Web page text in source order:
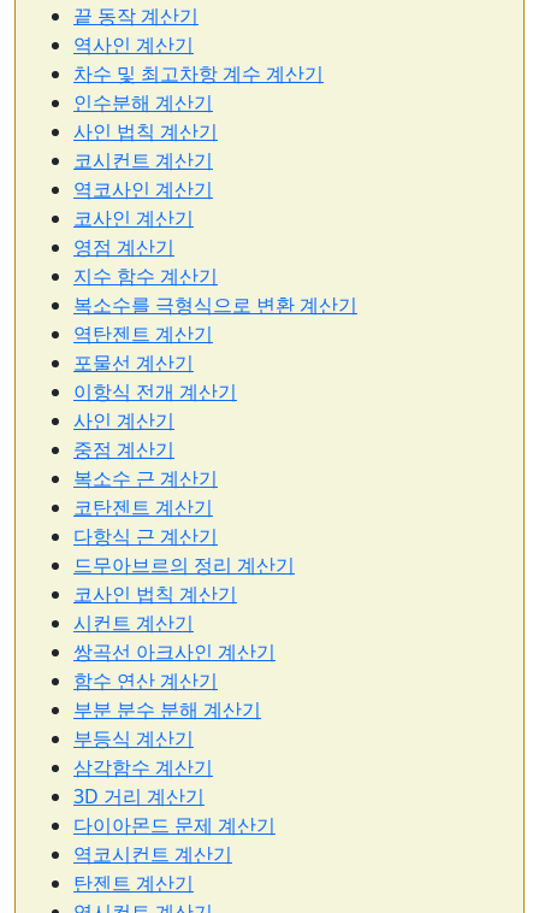
끝 동작 계산기
역사인 계산기
차수 및 최고차항 계수 계산기
인수분해 계산기
사인 법칙 계산기
코시컨트 계산기
역코사인 계산기
코사인 계산기
영점 계산기
지수 함수 계산기
복소수를 극형식으로 변환 계산기
역탄젠트 계산기
포물선 계산기
이항식 전개 계산기
사인 계산기
중점 계산기
복소수 근 계산기
코탄젠트 계산기
다항식 근 계산기
드무아브르의 정리 계산기
코사인 법칙 계산기
시컨트 계산기
쌍곡선 아크사인 계산기
함수 연산 계산기
부분 분수 분해 계산기
부등식 계산기
삼각함수 계산기
3D 거리 계산기
다이아몬드 문제 계산기
역코시컨트 계산기
탄젠트 계산기